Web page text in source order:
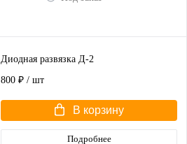
Диодная развязка Д-2
800 ₽ / шт
В корзину
Подробнее